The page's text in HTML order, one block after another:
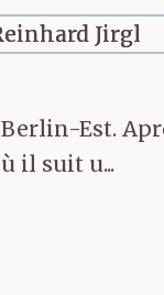
DesEst.
il suit u...